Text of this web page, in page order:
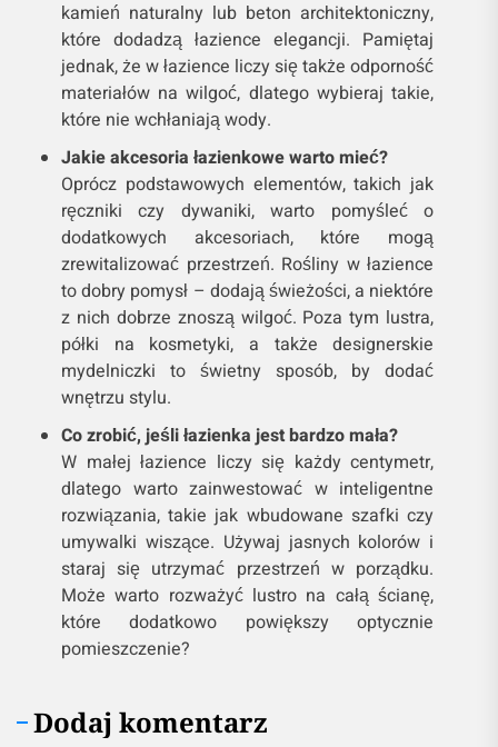
kamień naturalny lub beton architektoniczny,
które dodadzą łazience elegancji. Pamiętaj
jednak, że w łazience liczy się także odporność
materiałów na wilgoć, dlatego wybieraj takie,
które nie wchłaniają wody.
Jakie akcesoria łazienkowe warto mieć?
Oprócz podstawowych elementów, takich jak
ręczniki czy dywaniki, warto pomyśleć o
dodatkowych akcesoriach, które mogą
zrewitalizować przestrzeń. Rośliny w łazience
to dobry pomysł – dodają świeżości, a niektóre
z nich dobrze znoszą wilgoć. Poza tym lustra,
półki na kosmetyki, a także designerskie
mydelniczki to świetny sposób, by dodać
wnętrzu stylu.
Co zrobić, jeśli łazienka jest bardzo mała?
W małej łazience liczy się każdy centymetr,
dlatego warto zainwestować w inteligentne
rozwiązania, takie jak wbudowane szafki czy
umywalki wiszące. Używaj jasnych kolorów i
staraj się utrzymać przestrzeń w porządku.
Może warto rozważyć lustro na całą ścianę,
które dodatkowo powiększy optycznie
pomieszczenie?
Dodaj komentarz